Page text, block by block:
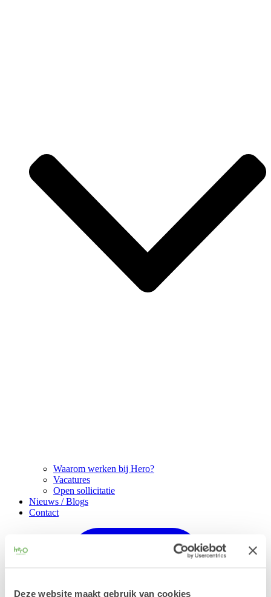
Deze website maakt gebruik van cookies
Waarom werken bij Hero?
Vacatures
Open sollicitatie
Nieuws / Blogs
Contact